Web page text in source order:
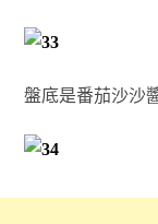
盤底是番茄沙沙